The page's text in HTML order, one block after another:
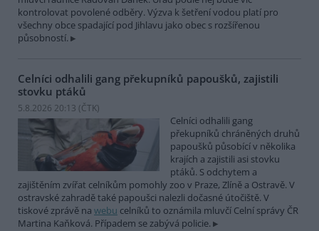
kontrolovat povolené odběry. Výzva k šetření vodou platí pro
všechny obce spadající pod Jihlavu jako obec s rozšířenou
působností.
Celníci odhalili gang překupníků papoušků, zajistili
stovku ptáků
5.8.2026 20:13 (ČTK)
Celníci odhalili gang
překupníků chráněných druhů
papoušků působící v několika
krajích a zajistili asi stovku
ptáků. S odchytem a
zajištěním zvířat celníkům pomohly zoo v Praze, Zlíně a Ostravě. V
ostravské zahradě také papoušci nalezli dočasné útočiště. V
tiskové zprávě na webu celníků to oznámila mluvčí Celní správy ČR
Martina Kaňková. Případem se zabývá policie.